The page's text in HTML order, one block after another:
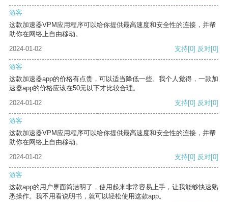
游客
这款加速器VPM应用程序可以给你提供最高速度和安全性的连接，并帮
助你在网络上自由移动。
2024-01-02
支持[0] 反对[0]
游客
这款加速器app的价格有点贵，可以适当降低一些。我个人觉得，一款加
速器app的价格应该在50元以下才比较合理。
2024-01-02
支持[0] 反对[0]
游客
这款加速器VPM应用程序可以给你提供最高速度和安全性的连接，并帮
助你在网络上自由移动。
2024-01-02
支持[0] 反对[0]
游客
这款app的用户界面简洁明了，使用起来非常容易上手，让我能够快速熟
悉操作。我不用看说明书，就可以轻松使用这款app。